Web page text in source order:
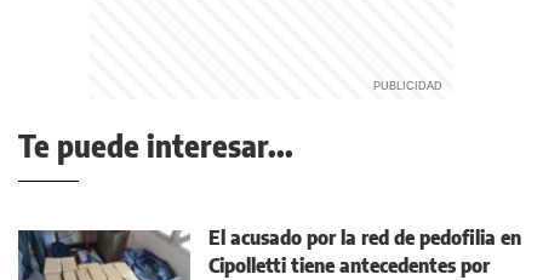
Te puede interesar...
El acusado por la red de pedofilia en
Cipolletti tiene antecedentes por